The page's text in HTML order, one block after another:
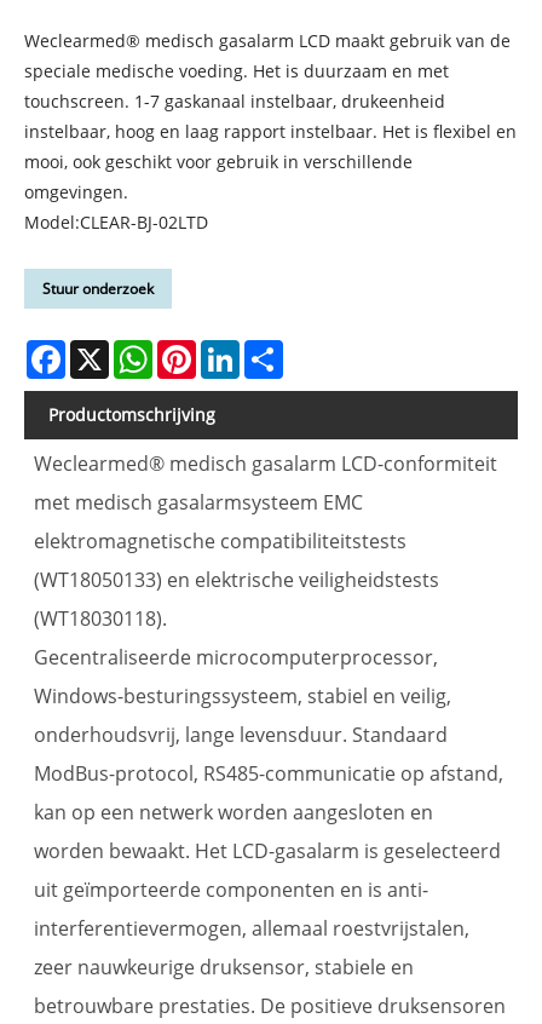
Weclearmed® medisch gasalarm LCD maakt gebruik van de
speciale medische voeding. Het is duurzaam en met
touchscreen. 1-7 gaskanaal instelbaar, drukeenheid
instelbaar, hoog en laag rapport instelbaar. Het is flexibel en
mooi, ook geschikt voor gebruik in verschillende
omgevingen.
Model:CLEAR-BJ-02LTD
Stuur onderzoek
Facebook
X WhatsAppPinterestLinkedIn
Productomschrijving
Weclearmed® medisch gasalarm LCD-conformiteit
met medisch gasalarmsysteem EMC
elektromagnetische compatibiliteitstests
(WT18050133) en elektrische veiligheidstests
(WT18030118).
Gecentraliseerde microcomputerprocessor,
Windows-besturingssysteem, stabiel en veilig,
onderhoudsvrij, lange levensduur. Standaard
ModBus-protocol, RS485-communicatie op afstand,
kan op een netwerk worden aangesloten en
worden bewaakt. Het LCD-gasalarm is geselecteerd
uit geïmporteerde componenten en is anti-
interferentievermogen, allemaal roestvrijstalen,
zeer nauwkeurige druksensor, stabiele en
betrouwbare prestaties. De positieve druksensoren